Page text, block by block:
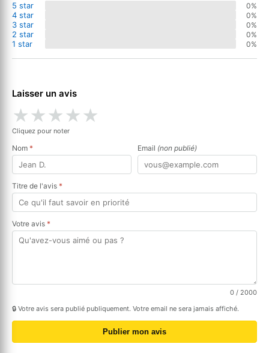
5 star
0%
4 star 0%
3 star 0%
2 star 0%
1 star 0%
Laisser un avis
★★★★★
Cliquez pour noter
Nom * Email (non publié)
Titre de l'avis *
Votre avis *
0 / 2000
🔒 Votre avis sera publié publiquement. Votre email ne sera jamais affiché.
Publier mon avis